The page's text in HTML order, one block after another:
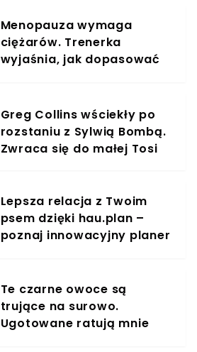
Menopauza wymaga
ciężarów. Trenerka
wyjaśnia, jak dopasować
Greg Collins wściekły po
rozstaniu z Sylwią Bombą.
Zwraca się do małej Tosi
Lepsza relacja z Twoim
psem dzięki hau.plan –
poznaj innowacyjny planer
Te czarne owoce są
trujące na surowo.
Ugotowane ratują mnie